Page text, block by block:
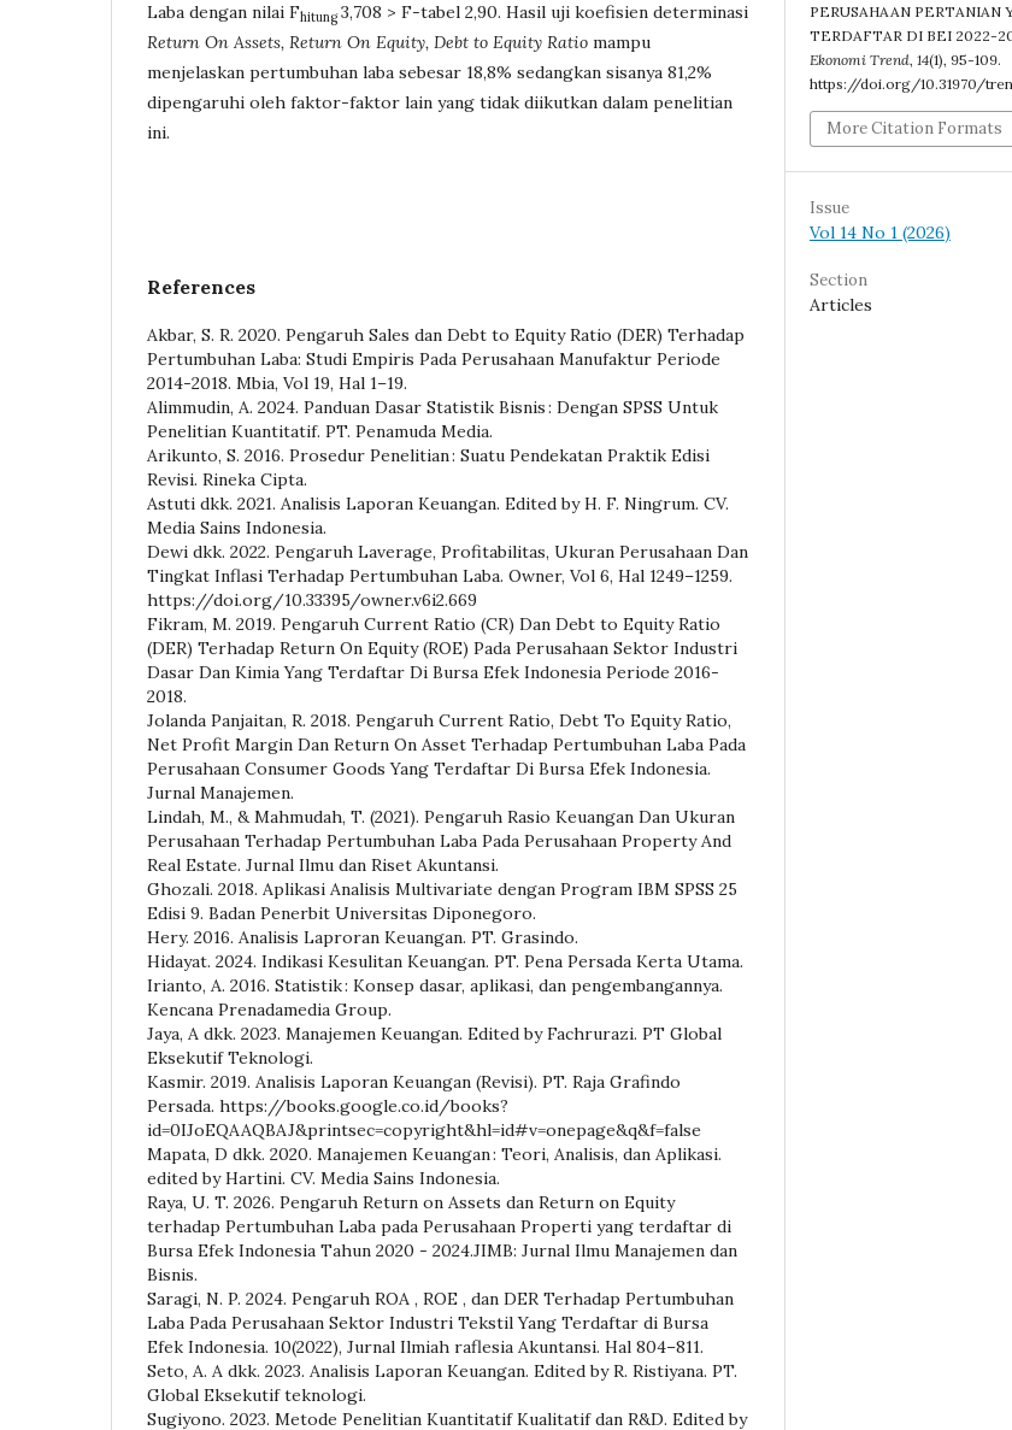
Laba dengan nilai Fhitung3,708 > F-tabel 2,90. Hasil uji koefisien determinasi
Return On Assets, Return On Equity, Debt to Equity Ratio mampu
menjelaskan pertumbuhan laba sebesar 18,8% sedangkan sisanya 81,2%
dipengaruhi oleh faktor-faktor lain yang tidak diikutkan dalam penelitian
ini.
References
Akbar, S. R. 2020. Pengaruh Sales dan Debt to Equity Ratio (DER) Terhadap
Pertumbuhan Laba: Studi Empiris Pada Perusahaan Manufaktur Periode
2014-2018. Mbia, Vol 19, Hal 1–19.
Alimmudin, A. 2024. Panduan Dasar Statistik Bisnis : Dengan SPSS Untuk
Penelitian Kuantitatif. PT. Penamuda Media.
Arikunto, S. 2016. Prosedur Penelitian : Suatu Pendekatan Praktik Edisi
Revisi. Rineka Cipta.
Astuti dkk. 2021. Analisis Laporan Keuangan. Edited by H. F. Ningrum. CV.
Media Sains Indonesia.
Dewi dkk. 2022. Pengaruh Laverage, Profitabilitas, Ukuran Perusahaan Dan
Tingkat Inflasi Terhadap Pertumbuhan Laba. Owner, Vol 6, Hal 1249–1259.
https://doi.org/10.33395/owner.v6i2.669
Fikram, M. 2019. Pengaruh Current Ratio (CR) Dan Debt to Equity Ratio
(DER) Terhadap Return On Equity (ROE) Pada Perusahaan Sektor Industri
Dasar Dan Kimia Yang Terdaftar Di Bursa Efek Indonesia Periode 2016-
2018.
Jolanda Panjaitan, R. 2018. Pengaruh Current Ratio, Debt To Equity Ratio,
Net Profit Margin Dan Return On Asset Terhadap Pertumbuhan Laba Pada
Perusahaan Consumer Goods Yang Terdaftar Di Bursa Efek Indonesia.
Jurnal Manajemen.
Lindah, M., & Mahmudah, T. (2021). Pengaruh Rasio Keuangan Dan Ukuran
Perusahaan Terhadap Pertumbuhan Laba Pada Perusahaan Property And
Real Estate. Jurnal Ilmu dan Riset Akuntansi.
Ghozali. 2018. Aplikasi Analisis Multivariate dengan Program IBM SPSS 25
Edisi 9. Badan Penerbit Universitas Diponegoro.
Hery. 2016. Analisis Laproran Keuangan. PT. Grasindo.
Hidayat. 2024. Indikasi Kesulitan Keuangan. PT. Pena Persada Kerta Utama.
Irianto, A. 2016. Statistik : Konsep dasar, aplikasi, dan pengembangannya.
Kencana Prenadamedia Group.
Jaya, A dkk. 2023. Manajemen Keuangan. Edited by Fachrurazi. PT Global
Eksekutif Teknologi.
Kasmir. 2019. Analisis Laporan Keuangan (Revisi). PT. Raja Grafindo
Persada. https://books.google.co.id/books?
id=0IJoEQAAQBAJ&printsec=copyright&hl=id#v=onepage&q&f=false
Mapata, D dkk. 2020. Manajemen Keuangan : Teori, Analisis, dan Aplikasi.
edited by Hartini. CV. Media Sains Indonesia.
Raya, U. T. 2026. Pengaruh Return on Assets dan Return on Equity
terhadap Pertumbuhan Laba pada Perusahaan Properti yang terdaftar di
Bursa Efek Indonesia Tahun 2020 - 2024.JIMB: Jurnal Ilmu Manajemen dan
Bisnis.
Saragi, N. P. 2024. Pengaruh ROA , ROE , dan DER Terhadap Pertumbuhan
Laba Pada Perusahaan Sektor Industri Tekstil Yang Terdaftar di Bursa
Efek Indonesia. 10(2022), Jurnal Ilmiah raflesia Akuntansi. Hal 804–811.
Seto, A. A dkk. 2023. Analisis Laporan Keuangan. Edited by R. Ristiyana. PT.
Global Eksekutif teknologi.
Sugiyono. 2023. Metode Penelitian Kuantitatif Kualitatif dan R&D. Edited by
PERUSAHAAN PERTANIAN
TERDAFTAR DI BEI 2022-
Ekonomi Trend, 14(1), 95-109.
https://doi.org/10.31970/
More Citation Formats
Issue
Vol 14 No 1 (2026)
Section
Articles